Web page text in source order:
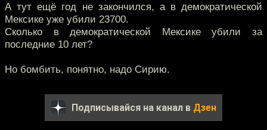
А тут ещё год не закончился, а в демократической
Мексике уже убили 23700.
Сколько в демократической Мексике убили за
последние 10 лет?
Но бомбить, понятно, надо Сирию.
Подписывайся на канал в Дзен